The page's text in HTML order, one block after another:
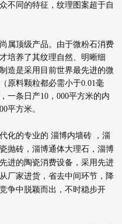
不同的特征，纹理图案超于自
属顶级产品。由于微粉石消费
培养了其纹理自然、明晰细
造是采用目前世界最先进的微
原料颗粒都必需小于0.01毫
一条日产10，000平方米的内
平方米。
化的专业的 淄博内墙砖
，淄
抛砖，淄博通体大理石，淄博
进的陶瓷消费设备，采用先进
厂家进货，省去中间环节，降
争中脱颖而出，不时稳步开